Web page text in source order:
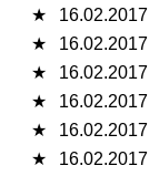
★
16.02.2017
★
16.02.2017
★
16.02.2017
★
16.02.2017
★
16.02.2017
★
16.02.2017